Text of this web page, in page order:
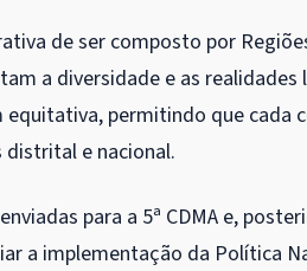
de ser composto por
a diversidade e as realidades
permitindo que cada
distrital e nacional.
para a 5ª CDMA e,
a implementação da Política